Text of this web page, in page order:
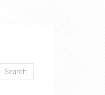
Search